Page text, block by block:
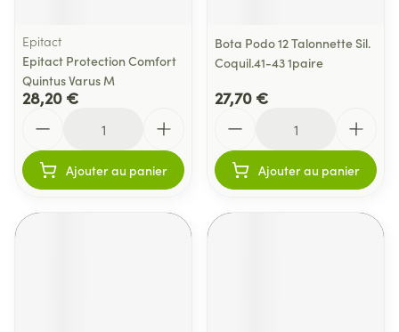
Epitact
Epitact Protection Comfort
Quintus Varus M
28,20 €
Ajouter au panier
Bota Podo 12 Talonnette Sil.
Coquil.41-43 1paire
27,70 €
Ajouter au panier